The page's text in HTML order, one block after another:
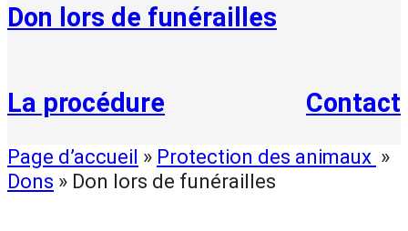
Don lors de funérailles
La procédure Contact
Page d’accueil » Protection des animaux »
Dons » Don lors de funérailles